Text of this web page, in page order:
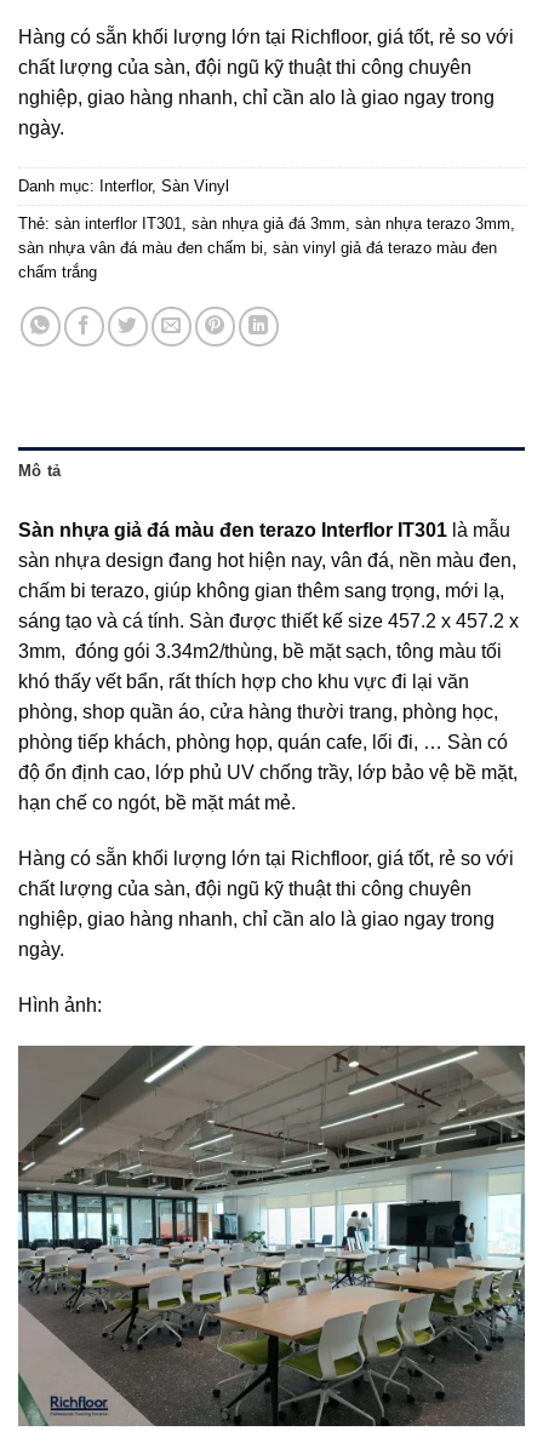
Hàng có sẵn khối lượng lớn tại Richfloor, giá tốt, rẻ so với
chất lượng của sàn, đội ngũ kỹ thuật thi công chuyên
nghiệp, giao hàng nhanh, chỉ cần alo là giao ngay trong
ngày.
Danh mục: Interflor, Sàn Vinyl
Thẻ: sàn interflor IT301, sàn nhựa giả đá 3mm, sàn nhựa terazo 3mm,
sàn nhựa vân đá màu đen chấm bi, sàn vinyl giả đá terazo màu đen
chấm trắng
Mô tả
Sàn nhựa giả đá màu đen terazo Interflor IT301 là mẫu
sàn nhựa design đang hot hiện nay, vân đá, nền màu đen,
chấm bi terazo, giúp không gian thêm sang trọng, mới lạ,
sáng tạo và cá tính. Sàn được thiết kế size 457.2 x 457.2 x
3mm, đóng gói 3.34m2/thùng, bề mặt sạch, tông màu tối
khó thấy vết bẩn, rất thích hợp cho khu vực đi lại văn
phòng, shop quần áo, cửa hàng thười trang, phòng học,
phòng tiếp khách, phòng họp, quán cafe, lối đi, … Sàn có
độ ổn định cao, lớp phủ UV chống trầy, lớp bảo vệ bề mặt,
hạn chế co ngót, bề mặt mát mẻ.
Hàng có sẵn khối lượng lớn tại Richfloor, giá tốt, rẻ so với
chất lượng của sàn, đội ngũ kỹ thuật thi công chuyên
nghiệp, giao hàng nhanh, chỉ cần alo là giao ngay trong
ngày.
Hình ảnh: